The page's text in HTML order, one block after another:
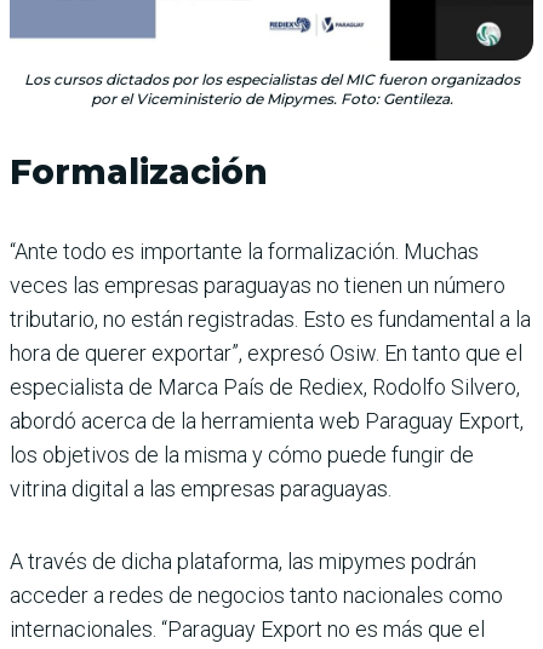
Los cursos dictados por los especialistas del MIC fueron organizados
por el Viceministerio de Mipymes. Foto: Gentileza.
Formalización
“Ante todo es importante la formalización. Muchas
veces las empresas paraguayas no tienen un número
tributario, no están registradas. Esto es fundamental a la
hora de querer exportar”, expresó Osiw. En tanto que el
especialista de Marca País de Rediex, Rodolfo Silvero,
abordó acerca de la herramienta web Paraguay Export,
los objetivos de la misma y cómo puede fungir de
vitrina digital a las empresas paraguayas.
A través de dicha plataforma, las mipymes podrán
acceder a redes de negocios tanto nacionales como
internacionales. “Paraguay Export no es más que el